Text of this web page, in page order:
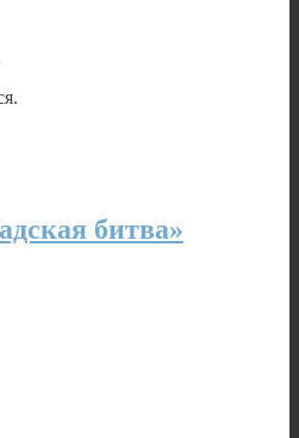
битва»